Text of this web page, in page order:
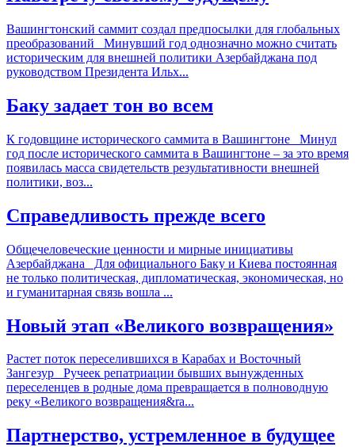
Вашингтонский саммит создал предпосылки для глобальных
преобразований Минувший год однозначно можно считать
историческим для внешней политики Азербайджана под
руководством Президента Ильх...
Баку задает тон во всем
К годовщине исторического саммита в Вашингтоне Минул
год после исторического саммита в Вашингтоне – за это время
появилась масса свидетельств результативности внешней
политики, воз...
Справедливость прежде всего
Общечеловеческие ценности и мирные инициативы
Азербайджана Для официального Баку и Киева постоянная
не только политическая, дипломатическая, экономическая, но
и гуманитарная связь вошла ...
Новый этап «Великого возвращения»
Растет поток переселившихся в Карабах и Восточный
Зангезур Ручеек репатриации бывших вынужденных
переселенцев в родные дома превращается в полноводную
реку «Великого возвращения&ra...
Партнерство, устремленное в будущее